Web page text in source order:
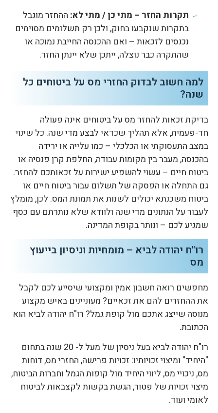
תקרות החזר – מתי כן / מתי לא: ההחזר מוגבל
בתקרות שנקבעו בחוק, ולכן רק תשלומים מסוימים
נכנסים לזכאות – ואם ההכנסה החייבת נמוכה או
שהתקרה כבר נוצלה, ייתכן שלא יינתן החזר.
למה חשוב לבדוק החזרי מס על ביטוחים כל
שנה?
בדיקת זכאות להחזר מס על ביטוחים אינה פעולה
חד-פעמית, אלא תהליך שכדאי לבצע מדי שנה. כל שינוי
במצב התעסוקתי או הכלכלי – כמו עלייה או ירידה
בהכנסה, מעבר בין מקומות עבודה, החלפת קרן פנסיה או
ביטוח חיים – עשוי להשפיע ישירות על זכאותכם להחזר.
גם התחלה או הפסקה של תשלום עבור ביטוח חיים או
ביטוח משכנתא יכולים לשנות את תמונת המס. לכן, מומלץ
לעבור על הנתונים מדי שנה ולוודא שלא נותרתם עם כסף
שמגיע לכם – ונותר בקופת המדינה.
רו"ח יהודה לביא – מומחיות וניסיון בייעוץ
מס
מחפשים רואה חשבון אמין ומקצועי שיסייע לכם לקבל
את ההחזרים להם את זכאיים? מעוניינים באיש מקצוע
מנוסה שייצג אתכם מול קופת גמל? רו"ח יהודה לביא הוא
הכתובת.
רו"ח יהודה לביא בעל ניסיון של מעל ל- 20 שנה בתחום
"היחיד" ומיצוי זכויותיו: זכויות פרישה, החזרי מס, דוחות
מס, ניכויי מס, ליווי היחיד מול קופות הגמל וחברות הביטוח,
מיצוי זכויות של פטור, הגשת בקשות לקצבאות לביטוח
לאומי ועוד.